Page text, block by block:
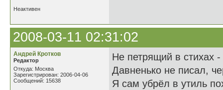
Неактивен
2008-03-11 02:31:02
Андрей Кротков
Редактор
Откуда: Москва
Зарегистрирован: 2006-04-06
Сообщений: 15638
Не петрящий в стихах
Давненько не писал,
Я сам убрёл в утиль